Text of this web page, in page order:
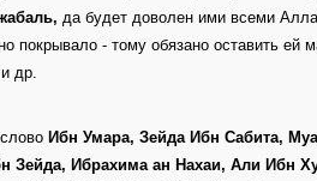
да будет доволен ими всеми
покрывало - тому обязано оставить
др.
Ибн Умара, Зейда Ибн Сабита,
Зейда, Ибрахима ан Нахаи, Али Ибн